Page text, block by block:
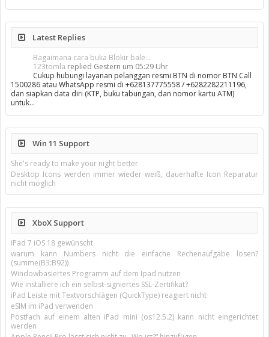
Latest Replies
Bagaimana cara buka Blokir bale...
123tomla replied Gestern um 05:29 Uhr
Cukup hubungi layanan pelanggan resmi BTN di nomor BTN Call
1500286 atau WhatsApp resmi di +628137775558 / +6282282211196,
dan siapkan data diri (KTP, buku tabungan, dan nomor kartu ATM)
untuk…
Win 11 Support
She's ready to make your night better
Desktop Icons werden immer wieder weiß, dauerhafte Icon Reparatur
nicht möglich
XboX Support
iPad 7 iOS 18 gewünscht
warum kann Numbers nicht die einfache Rechenaufgabe lösen?
(summe(B3:B92))
Windowbasiertes Programm auf dem Ipad nutzen
Wie installiere ich ein selbst-signiertes SSL-Zertifikat?
iPad Leiste mit Textvorschlägen (QuickType) reagiert nicht
eSIM im iPad verwenden
Postfach auf einem alten iPad mini (os12.5.2) kann nicht eingerichtet
werden